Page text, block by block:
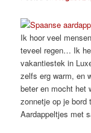
Ik hoor veel
teveel regen… Ik
vakantiestek in
zelfs erg warm, en
beter en mocht het
zonnetje op je bord
Aardappeltjes met